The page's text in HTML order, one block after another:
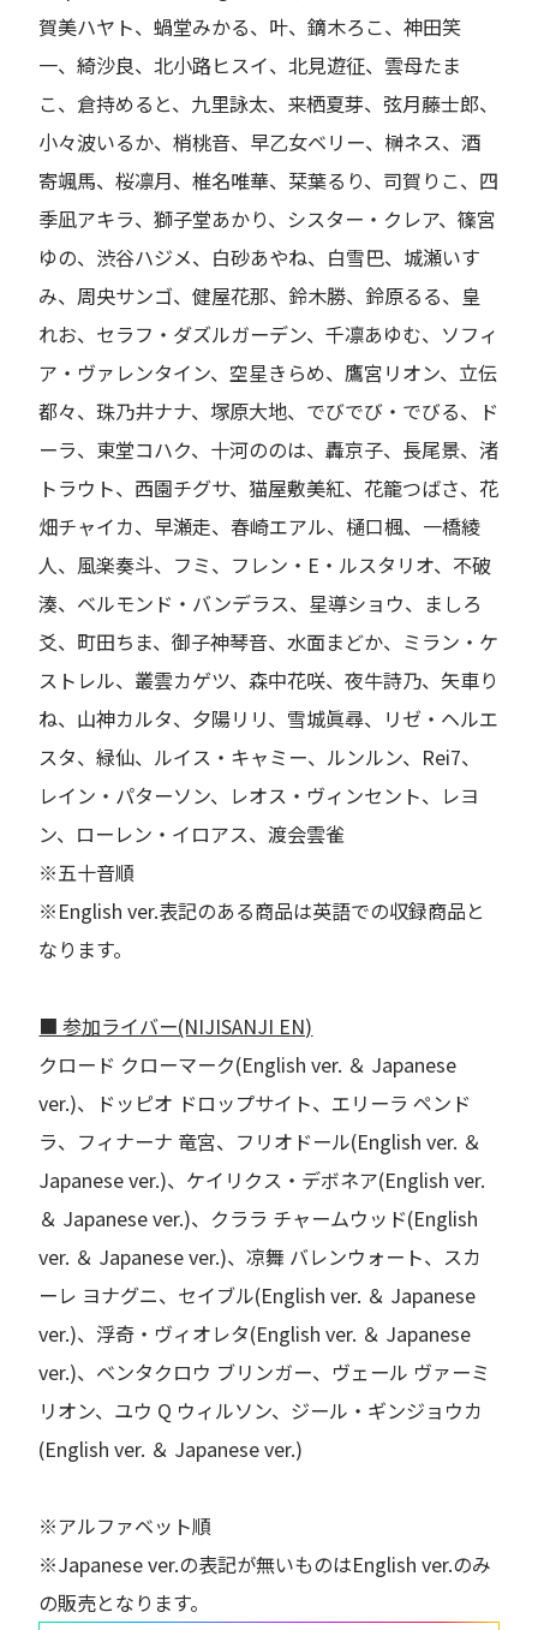
賀美ハヤト、蝸堂みかる、叶、鏑木ろこ、神田笑
一、綺沙良、北小路ヒスイ、北見遊征、雲母たま
こ、倉持めると、九里詠太、来栖夏芽、弦月藤士郎、
小々波いるか、梢桃音、早乙女ベリー、榊ネス、酒
寄颯馬、桜凛月、椎名唯華、栞葉るり、司賀りこ、四
季凪アキラ、獅子堂あかり、シスター・クレア、篠宮
ゆの、渋谷ハジメ、白砂あやね、白雪巴、城瀬いす
み、周央サンゴ、健屋花那、鈴木勝、鈴原るる、皇
れお、セラフ・ダズルガーデン、千凛あゆむ、ソフィ
ア・ヴァレンタイン、空星きらめ、鷹宮リオン、立伝
都々、珠乃井ナナ、塚原大地、でびでび・でびる、ド
ーラ、東堂コハク、十河ののは、轟京子、長尾景、渚
トラウト、西園チグサ、猫屋敷美紅、花籠つばさ、花
畑チャイカ、早瀬走、春崎エアル、樋口楓、一橋綾
人、風楽奏斗、フミ、フレン・E・ルスタリオ、不破
湊、ベルモンド・バンデラス、星導ショウ、ましろ
爻、町田ちま、御子神琴音、水面まどか、ミラン・ケ
ストレル、叢雲カゲツ、森中花咲、夜牛詩乃、矢車り
ね、山神カルタ、夕陽リリ、雪城眞尋、リゼ・ヘルエ
スタ、緑仙、ルイス・キャミー、ルンルン、Rei7、
レイン・パターソン、レオス・ヴィンセント、レヨ
ン、ローレン・イロアス、渡会雲雀
※五十音順
※English ver.表記のある商品は英語での収録商品と
なります。
■ 参加ライバー(NIJISANJI EN)
クロード クローマーク(English ver. ＆ Japanese
ver.)、ドッピオ ドロップサイト、エリーラ ペンド
ラ、フィナーナ 竜宮、フリオドール(English ver. ＆
Japanese ver.)、ケイリクス・デボネア(English ver.
＆ Japanese ver.)、クララ チャームウッド(English
ver. ＆ Japanese ver.)、凉舞 バレンウォート、スカ
ーレ ヨナグニ、セイブル(English ver. ＆ Japanese
ver.)、浮奇・ヴィオレタ(English ver. ＆ Japanese
ver.)、ベンタクロウ ブリンガー、ヴェール ヴァーミ
リオン、ユウ Q ウィルソン、ジール・ギンジョウカ
(English ver. ＆ Japanese ver.)
※アルファベット順
※Japanese ver.の表記が無いものはEnglish ver.のみ
の販売となります。